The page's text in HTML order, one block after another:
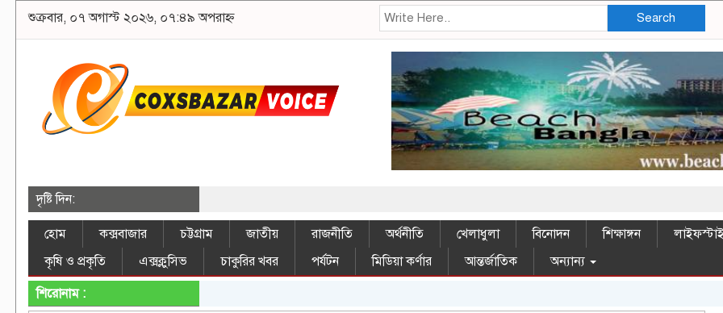
শুক্রবার, ০৭ অগাস্ট ২০২৬, ০৭:৪৯ অপরাহ্ন Search
দৃষ্টি দিন:
হোম কক্সবাজার চট্টগ্রাম জাতীয় রাজনীতি অর্থনীতি খেলাধুলা বিনোদন শিক্ষাঙ্গন
কৃষি ও প্রকৃতি
এক্সক্লুসিভ চাকুরির খবর পর্যটন মিডিয়া কর্ণার আন্তর্জাতিক
অন্যান্য
শিরোনাম :